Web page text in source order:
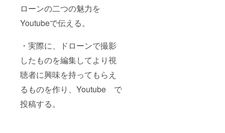
ローンの二つの魅力を
Youtubeで伝える。
・実際に、ドローンで撮影
したものを編集してより視
聴者に興味を持ってもらえ
るものを作り、Youtube で
投稿する。